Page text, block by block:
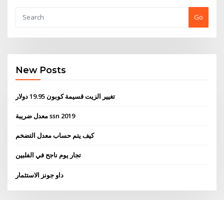
Go
New Posts
تغيير الزيت قسيمة كوبون 19.95 دولار
معدل ضريبة ssn 2019
كيف يتم حساب معدل التضخم
تجار يوم ناجح في الفلبين
داو جونز الاستثمار